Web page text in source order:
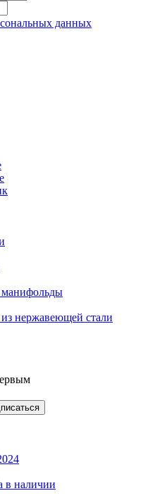
данных
нержавеющей стали
в наличии